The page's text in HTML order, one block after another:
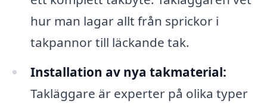
hur man lagar allt från sprickor i
takpannor till läckande tak.
Installation av nya takmaterial:
Takläggare är experter på olika typer